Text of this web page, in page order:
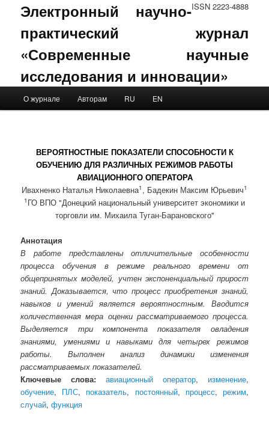
ISSN 2223-4888
Электронный научно-
практический журнал
«Современные научные
исследования и инновации»
Skip to primary content
Skip to secondary content
О журнале Авторам RU EN
ВЕРОЯТНОСТНЫЕ ПОКАЗАТЕЛИ СПОСОБНОСТИ К
ОБУЧЕНИЮ ДЛЯ РАЗЛИЧНЫХ РЕЖИМОВ РАБОТЫ
АВИАЦИОННОГО ОПЕРАТОРА
Ивахненко Наталья Николаевна1 , Бадекин Максим Юрьевич1
1 ГО ВПО "Донецкий национальный университет экономики и
торговли им. Михаила Туган-Барановского"
Аннотация
В работе представлены отличительные особенности
процесса обучения в режиме реального времени от
общепринятых моделей, учтен экспоненциальный прирост
знаний. Доказывается, что процесс приобретения знаний,
навыков и умений является вероятностным. Вводится
количественная мера оценки рассматриваемого процесса.
Выделяется три компонента показателя овладения
знаниями, умениями и навыками для четырех режимов
работы. Выполнен анализ динамики изменения
рассматриваемых показателей.
Ключевые слова:
авиационный оператор, изменение,
обучение, ПЛС, показатель, постоянный, процесс, режим,
случай,функция